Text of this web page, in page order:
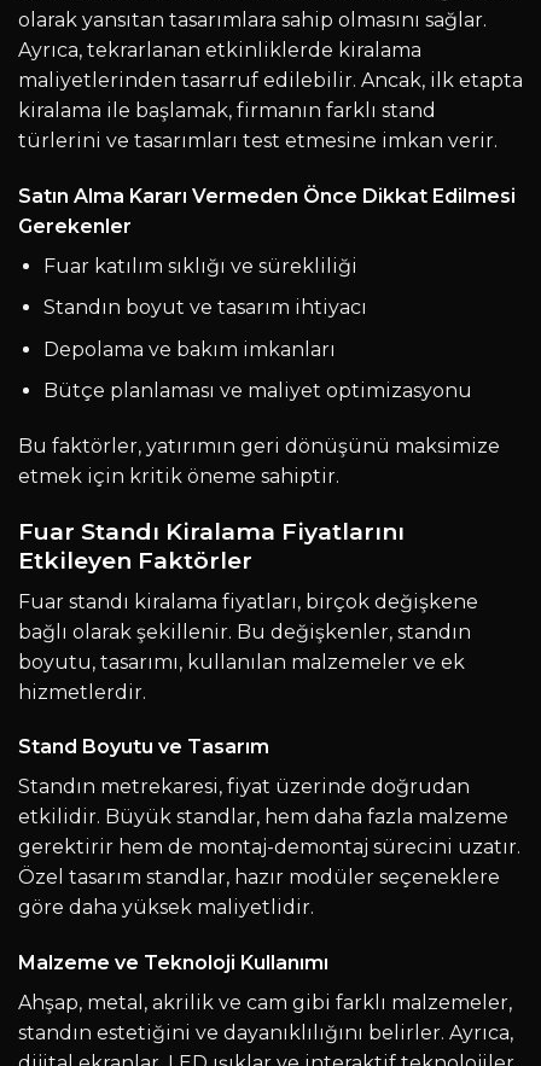
olarak yansıtan tasarımlara sahip olmasını sağlar.
Ayrıca, tekrarlanan etkinliklerde kiralama
maliyetlerinden tasarruf edilebilir. Ancak, ilk etapta
kiralama ile başlamak, firmanın farklı stand
türlerini ve tasarımları test etmesine imkan verir.
Satın Alma Kararı Vermeden Önce Dikkat Edilmesi
Gerekenler
Fuar katılım sıklığı ve sürekliliği
Standın boyut ve tasarım ihtiyacı
Depolama ve bakım imkanları
Bütçe planlaması ve maliyet optimizasyonu
Bu faktörler, yatırımın geri dönüşünü maksimize
etmek için kritik öneme sahiptir.
Fuar Standı Kiralama Fiyatlarını
Etkileyen Faktörler
Fuar standı kiralama fiyatları, birçok değişkene
bağlı olarak şekillenir. Bu değişkenler, standın
boyutu, tasarımı, kullanılan malzemeler ve ek
hizmetlerdir.
Stand Boyutu ve Tasarım
Standın metrekaresi, fiyat üzerinde doğrudan
etkilidir. Büyük standlar, hem daha fazla malzeme
gerektirir hem de montaj-demontaj sürecini uzatır.
Özel tasarım standlar, hazır modüler seçeneklere
göre daha yüksek maliyetlidir.
Malzeme ve Teknoloji Kullanımı
Ahşap, metal, akrilik ve cam gibi farklı malzemeler,
standın estetiğini ve dayanıklılığını belirler. Ayrıca,